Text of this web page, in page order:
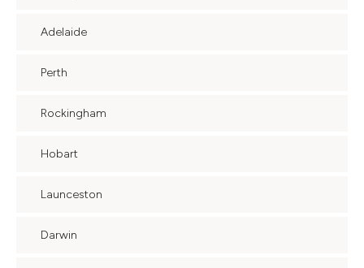
Adelaide
Perth
Rockingham
Hobart
Launceston
Darwin